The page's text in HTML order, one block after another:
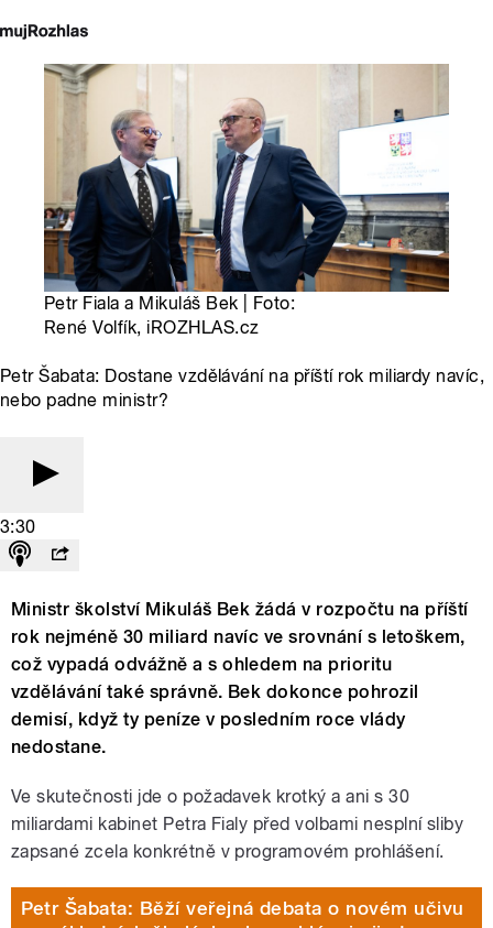
Petr Fiala a Mikuláš Bek | Foto:
René Volfík, iROZHLAS.cz
Petr Šabata: Dostane vzdělávání na příští rok miliardy navíc,
nebo padne ministr?
3:30
Ministr školství Mikuláš Bek žádá v rozpočtu na příští
rok nejméně 30 miliard navíc ve srovnání s letoškem,
což vypadá odvážně a s ohledem na prioritu
vzdělávání také správně. Bek dokonce pohrozil
demisí, když ty peníze v posledním roce vlády
nedostane.
Ve skutečnosti jde o požadavek krotký a ani s 30
miliardami kabinet Petra Fialy před volbami nesplní sliby
zapsané zcela konkrétně v programovém prohlášení.
Petr Šabata: Běží veřejná debata o novém učivu